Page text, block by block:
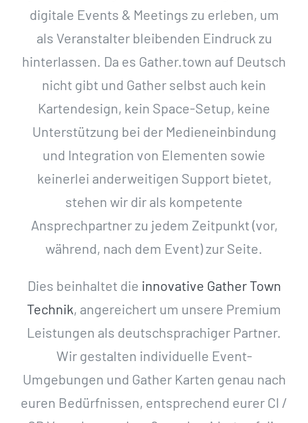
digitale Events & Meetings zu erleben, um
als Veranstalter bleibenden Eindruck zu
hinterlassen. Da es Gather.town auf Deutsch
nicht gibt und Gather selbst auch kein
Kartendesign, kein Space-Setup, keine
Unterstützung bei der Medieneinbindung
und Integration von Elementen sowie
keinerlei anderweitigen Support bietet,
stehen wir dir als kompetente
Ansprechpartner zu jedem Zeitpunkt (vor,
während, nach dem Event) zur Seite.
Dies beinhaltet die innovative Gather Town
Technik, angereichert um unsere Premium
Leistungen als deutschsprachiger Partner.
Wir gestalten individuelle Event-
Umgebungen und Gather Karten genau nach
euren Bedürfnissen, entsprechend eurer CI /